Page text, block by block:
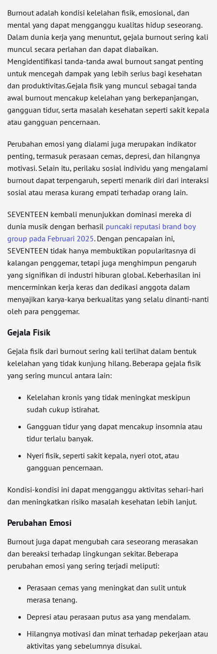
Burnout adalah kondisi kelelahan fisik, emosional, dan
mental yang dapat mengganggu kualitas hidup seseorang.
Dalam dunia kerja yang menuntut, gejala burnout sering kali
muncul secara perlahan dan dapat diabaikan.
Mengidentifikasi tanda-tanda awal burnout sangat penting
untuk mencegah dampak yang lebih serius bagi kesehatan
dan produktivitas.Gejala fisik yang muncul sebagai tanda
awal burnout mencakup kelelahan yang berkepanjangan,
gangguan tidur, serta masalah kesehatan seperti sakit kepala
atau gangguan pencernaan.
Perubahan emosi yang dialami juga merupakan indikator
penting, termasuk perasaan cemas, depresi, dan hilangnya
motivasi. Selain itu, perilaku sosial individu yang mengalami
burnout dapat terpengaruh, seperti menarik diri dari interaksi
sosial atau merasa kurang empati terhadap orang lain.
SEVENTEEN kembali menunjukkan dominasi mereka di
dunia musik dengan berhasil puncaki reputasi brand boy
group pada Februari 2025. Dengan pencapaian ini,
SEVENTEEN tidak hanya membuktikan popularitasnya di
kalangan penggemar, tetapi juga menghimpun pengaruh
yang signifikan di industri hiburan global. Keberhasilan ini
mencerminkan kerja keras dan dedikasi anggota dalam
menyajikan karya-karya berkualitas yang selalu dinanti-nanti
oleh para penggemar.
Gejala Fisik
Gejala fisik dari burnout sering kali terlihat dalam bentuk
kelelahan yang tidak kunjung hilang. Beberapa gejala fisik
yang sering muncul antara lain:
Kelelahan kronis yang tidak meningkat meskipun
sudah cukup istirahat.
Gangguan tidur yang dapat mencakup insomnia atau
tidur terlalu banyak.
Nyeri fisik, seperti sakit kepala, nyeri otot, atau
gangguan pencernaan.
Kondisi-kondisi ini dapat mengganggu aktivitas sehari-hari
dan meningkatkan risiko masalah kesehatan lebih lanjut.
Perubahan Emosi
Burnout juga dapat mengubah cara seseorang merasakan
dan bereaksi terhadap lingkungan sekitar. Beberapa
perubahan emosi yang sering terjadi meliputi:
Perasaan cemas yang meningkat dan sulit untuk
merasa tenang.
Depresi atau perasaan putus asa yang mendalam.
Hilangnya motivasi dan minat terhadap pekerjaan atau
aktivitas yang sebelumnya disukai.